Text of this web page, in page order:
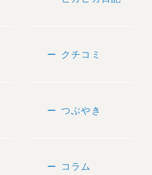
remove クチコミ
remove つぶやき
remove コラム